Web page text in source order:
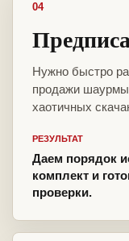
04
Нужно быстро
продажи шаурмы
хаотичных
РЕЗУЛЬТАТ
Даем порядок
комплект и
проверки.